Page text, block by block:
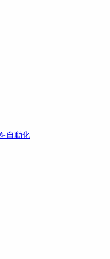
自動化